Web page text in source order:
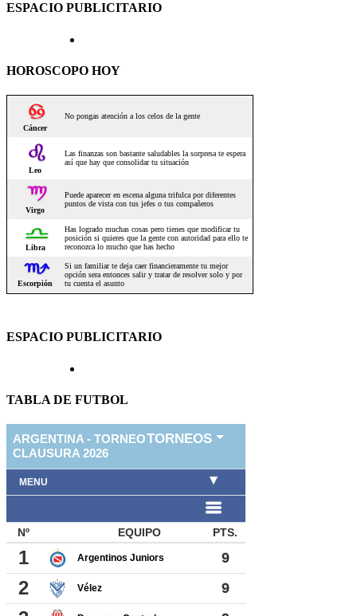
ESPACIO PUBLICITARIO
HOROSCOPO HOY
ESPACIO PUBLICITARIO
TABLA DE FUTBOL